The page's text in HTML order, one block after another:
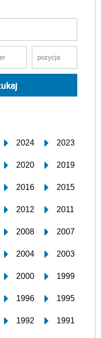
2024 2023
2020 2019
2016 2015
2012 2011
2008 2007
2004 2003
2000 1999
1996 1995
1992 1991